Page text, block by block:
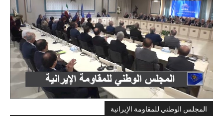
المجلس الوطني للمقاومة الإيرانية